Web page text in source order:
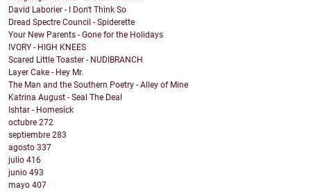
David Laborier - I Don't Think So
Dread Spectre Council - Spiderette
Your New Parents - Gone for the Holidays
IVORY - HIGH KNEES
Scared Little Toaster - NUDIBRANCH
Layer Cake - Hey Mr.
The Man and the Southern Poetry - Alley of Mine
Katrina August - Seal The Deal
Ishtar - Homesick
octubre 272
septiembre 283
agosto 337
julio 416
junio 493
mayo 407